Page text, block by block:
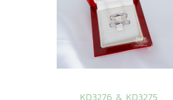
KD3276 & KD3275